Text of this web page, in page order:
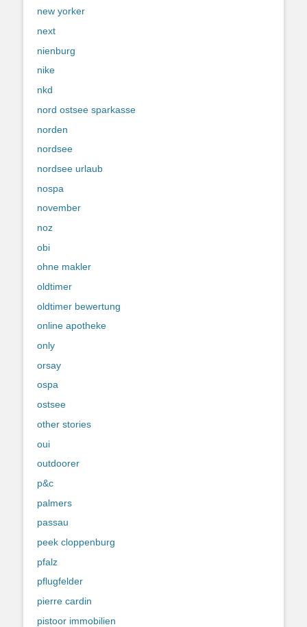
new yorker
next
nienburg
nike
nkd
nord ostsee sparkasse
norden
nordsee
nordsee urlaub
nospa
november
noz
obi
ohne makler
oldtimer
oldtimer bewertung
online apotheke
only
orsay
ospa
ostsee
other stories
oui
outdoorer
p&c
palmers
passau
peek cloppenburg
pfalz
pflugfelder
pierre cardin
pistoor immobilien